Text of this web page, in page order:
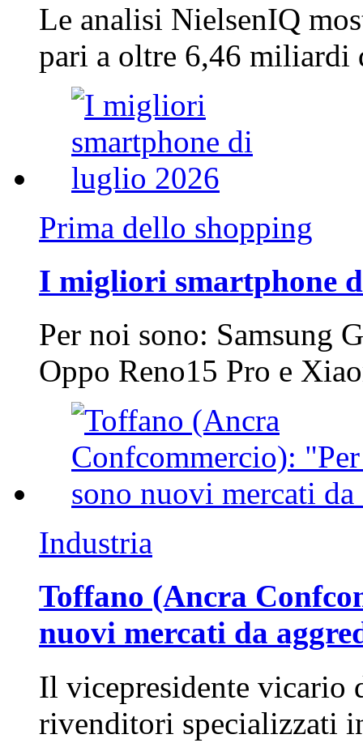
Le analisi NielsenIQ
pari a oltre 6,46
Prima dello shopping
I migliori smartphone
Per noi sono: Samsung
Oppo Reno15 Pro e
Industria
Toffano (Ancra
nuovi mercati da
Il vicepresidente vicario
rivenditori specializzati